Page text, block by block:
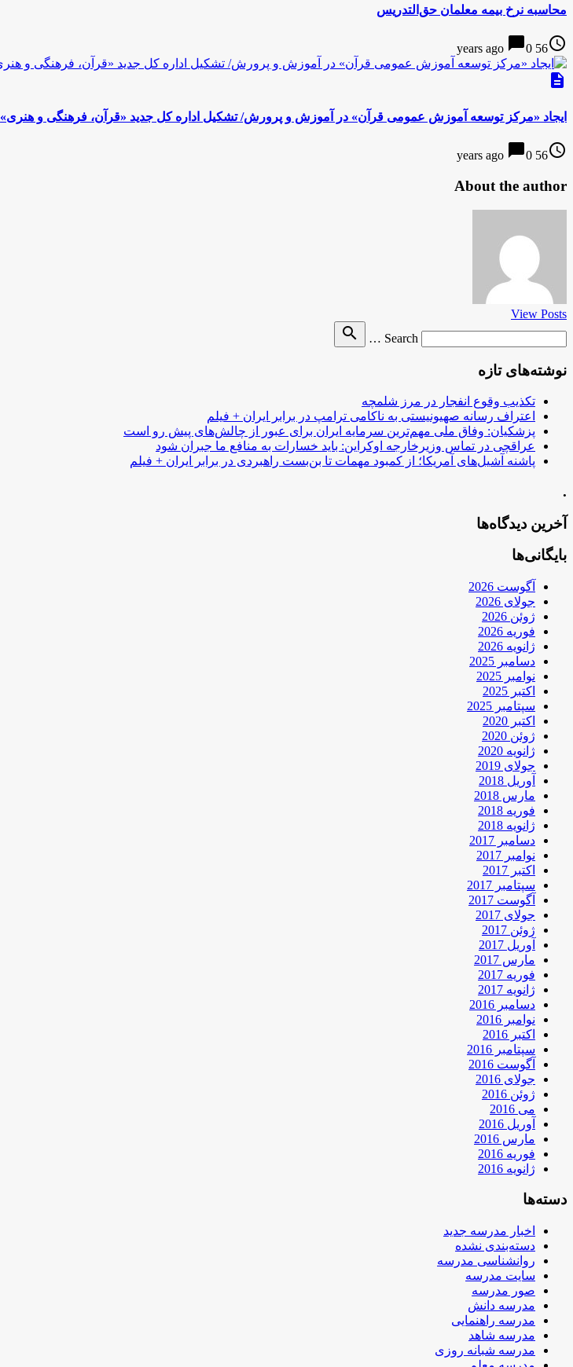
محاسبه نرخ بیمه معلمان حق‌التدریس
access_time
56 years ago
chat_bubble0
description
ایجاد «مرکز توسعه آموزش عمومی قرآن» در آموزش و پرورش/ تشکیل اداره کل جدید «قرآن، فرهنگی و هنری»
access_time
56 years ago
chat_bubble0
About the author
View Posts
Search …
search
نوشته‌های تازه
تکذیب وقوع انفجار در مرز شلمچه
اعتراف رسانه صهیونیستی به ناکامی ترامپ در برابر ایران + فیلم
پزشکیان: وفاق ملی مهم‌ترین سرمایه ایران برای عبور از چالش‌های پیش رو است
عراقچی در تماس وزیرخارجه اوکراین: باید خسارات به منافع ما جبران شود
پاشنه آشیل‌های آمریکا؛ از کمبود مهمات تا بن‌بست راهبردی در برابر ایران + فیلم
.
آخرین دیدگاه‌ها
بایگانی‌ها
آگوست 2026
جولای 2026
ژوئن 2026
فوریه 2026
ژانویه 2026
دسامبر 2025
نوامبر 2025
اکتبر 2025
سپتامبر 2025
اکتبر 2020
ژوئن 2020
ژانویه 2020
جولای 2019
آوریل 2018
مارس 2018
فوریه 2018
ژانویه 2018
دسامبر 2017
نوامبر 2017
اکتبر 2017
سپتامبر 2017
آگوست 2017
جولای 2017
ژوئن 2017
آوریل 2017
مارس 2017
فوریه 2017
ژانویه 2017
دسامبر 2016
نوامبر 2016
اکتبر 2016
سپتامبر 2016
آگوست 2016
جولای 2016
ژوئن 2016
می 2016
آوریل 2016
مارس 2016
فوریه 2016
ژانویه 2016
دسته‌ها
اخبار مدرسه جدید
دسته‌بندی نشده
روانشناسی مدرسه
سایت مدرسه
صور مدرسه
مدرسه دانش
مدرسه راهنمایی
مدرسه شاهد
مدرسه شبانه روزی